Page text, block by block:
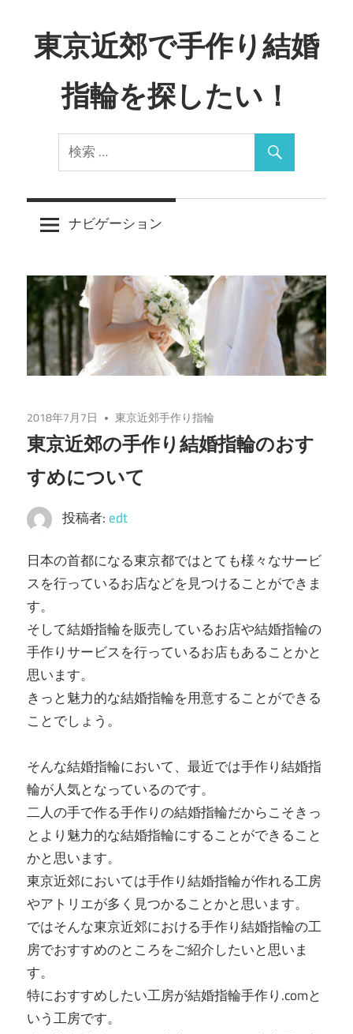
ン
テ
ッ
東京近郊で手作り結婚
指輪を探したい！
another
WordPress
site
ナビゲーション
2018年7月7日 東京近郊手作り指輪
東京近郊の手作り結婚指輪のおす
すめについて
投稿者:edt
日本の首都になる東京都ではとても様々なサービ
スを行っているお店などを見つけることができま
す。
そして結婚指輪を販売しているお店や結婚指輪の
手作りサービスを行っているお店もあることかと
思います。
きっと魅力的な結婚指輪を用意することができる
ことでしょう。
そんな結婚指輪において、最近では手作り結婚指
輪が人気となっているのです。
二人の手で作る手作りの結婚指輪だからこそきっ
とより魅力的な結婚指輪にすることができること
かと思います。
東京近郊においては手作り結婚指輪が作れる工房
やアトリエが多く見つかることかと思います。
ではそんな東京近郊における手作り結婚指輪の工
房でおすすめのところをご紹介したいと思いま
す。
特におすすめしたい工房が結婚指輪手作り.comと
いう工房です。